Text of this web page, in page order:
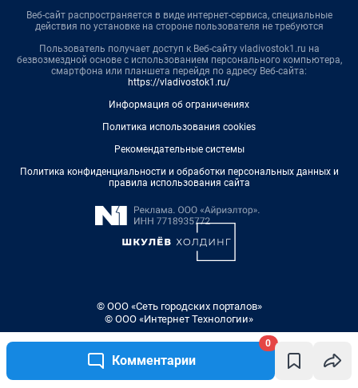
Комментарии
0
Веб-сайт распространяется в виде интернет-сервиса, специальные
действия по установке на стороне пользователя не требуются
Пользователь получает доступ к Веб-сайту vladivostok1.ru на
безвозмездной основе с использованием персонального компьютера,
смартфона или планшета перейдя по адресу Веб-сайта:
https://vladivostok1.ru/
Информация об ограничениях
Политика использования cookies
Рекомендательные системы
Политика конфиденциальности и обработки персональных данных и
правила использования сайта
© ООО «Сеть городских порталов»
© ООО «Интернет Технологии»